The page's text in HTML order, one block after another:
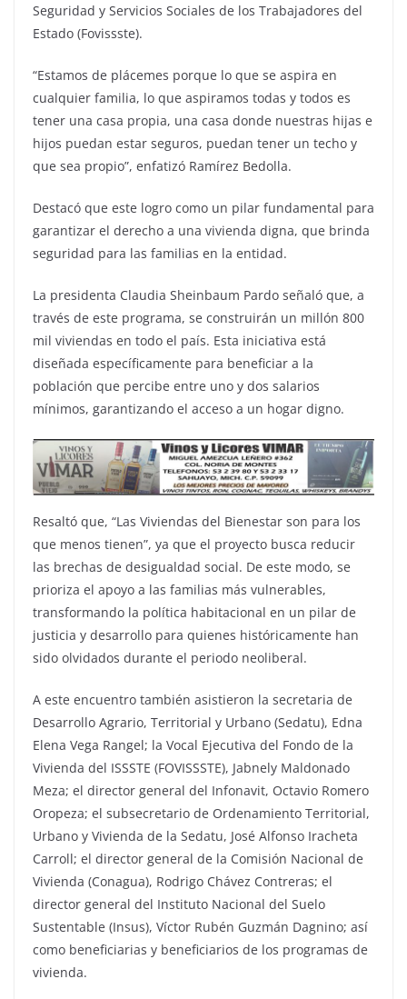
Seguridad y Servicios Sociales de los Trabajadores del
Estado (Fovissste).
“Estamos de plácemes porque lo que se aspira en
cualquier familia, lo que aspiramos todas y todos es
tener una casa propia, una casa donde nuestras hijas e
hijos puedan estar seguros, puedan tener un techo y
que sea propio”, enfatizó Ramírez Bedolla.
Destacó que este logro como un pilar fundamental para
garantizar el derecho a una vivienda digna, que brinda
seguridad para las familias en la entidad.
La presidenta Claudia Sheinbaum Pardo señaló que, a
través de este programa, se construirán un millón 800
mil viviendas en todo el país. Esta iniciativa está
diseñada específicamente para beneficiar a la
población que percibe entre uno y dos salarios
mínimos, garantizando el acceso a un hogar digno.
Resaltó que, “Las Viviendas del Bienestar son para los
que menos tienen”, ya que el proyecto busca reducir
las brechas de desigualdad social. De este modo, se
prioriza el apoyo a las familias más vulnerables,
transformando la política habitacional en un pilar de
justicia y desarrollo para quienes históricamente han
sido olvidados durante el periodo neoliberal.
A este encuentro también asistieron la secretaria de
Desarrollo Agrario, Territorial y Urbano (Sedatu), Edna
Elena Vega Rangel; la Vocal Ejecutiva del Fondo de la
Vivienda del ISSSTE (FOVISSSTE), Jabnely Maldonado
Meza; el director general del Infonavit, Octavio Romero
Oropeza; el subsecretario de Ordenamiento Territorial,
Urbano y Vivienda de la Sedatu, José Alfonso Iracheta
Carroll; el director general de la Comisión Nacional de
Vivienda (Conagua), Rodrigo Chávez Contreras; el
director general del Instituto Nacional del Suelo
Sustentable (Insus), Víctor Rubén Guzmán Dagnino; así
como beneficiarias y beneficiarios de los programas de
vivienda.